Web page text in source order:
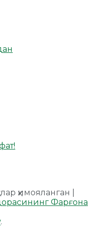
ҳимояланган |
Фарғона
.